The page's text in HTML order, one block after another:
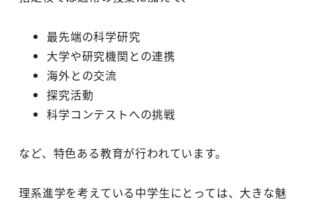
最先端の科学研究
大学や研究機関との連携
海外との交流
探究活動
科学コンテストへの挑戦
など、特色ある教育が行われています。
理系進学を考えている中学生にとっては、大きな魅